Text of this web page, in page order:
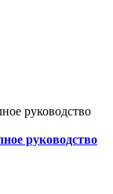
руководство